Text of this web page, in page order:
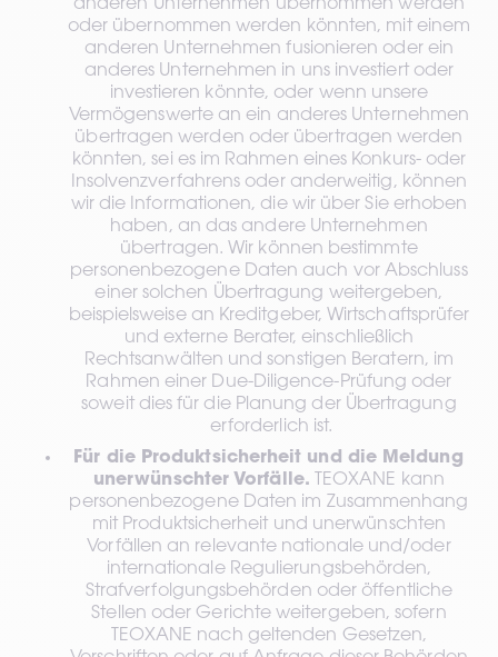
anderen Unternehmen übernommen werden
oder übernommen werden könnten, mit einem
anderen Unternehmen fusionieren oder ein
anderes Unternehmen in uns investiert oder
investieren könnte, oder wenn unsere
Vermögenswerte an ein anderes Unternehmen
übertragen werden oder übertragen werden
könnten, sei es im Rahmen eines Konkurs- oder
Insolvenzverfahrens oder anderweitig, können
wir die Informationen, die wir über Sie erhoben
haben, an das andere Unternehmen
übertragen. Wir können bestimmte
personenbezogene Daten auch vor Abschluss
einer solchen Übertragung weitergeben,
beispielsweise an Kreditgeber, Wirtschaftsprüfer
und externe Berater, einschließlich
Rechtsanwälten und sonstigen Beratern, im
Rahmen einer Due-Diligence-Prüfung oder
soweit dies für die Planung der Übertragung
erforderlich ist.
Für die Produktsicherheit und die Meldung
unerwünschter Vorfälle. TEOXANE kann
personenbezogene Daten im Zusammenhang
mit Produktsicherheit und unerwünschten
Vorfällen an relevante nationale und/oder
internationale Regulierungsbehörden,
Strafverfolgungsbehörden oder öffentliche
Stellen oder Gerichte weitergeben, sofern
TEOXANE nach geltenden Gesetzen,